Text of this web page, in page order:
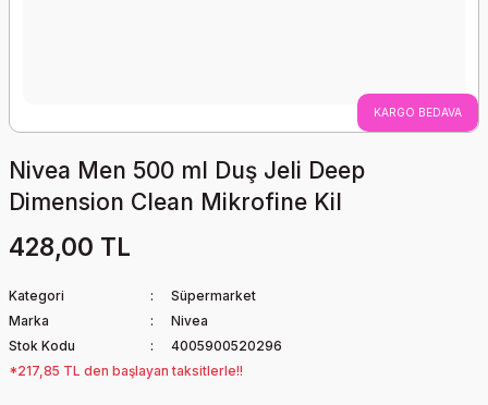
KARGO BEDAVA
Nivea Men 500 ml Duş Jeli Deep
Dimension Clean Mikrofine Kil
428,00 TL
Kategori
Süpermarket
Marka
Nivea
Stok Kodu
4005900520296
*217,85 TL den başlayan taksitlerle!!